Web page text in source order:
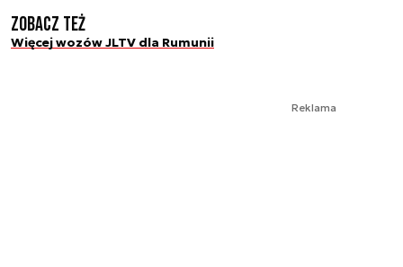
Zobacz też
Więcej wozów JLTV dla Rumunii
Reklama